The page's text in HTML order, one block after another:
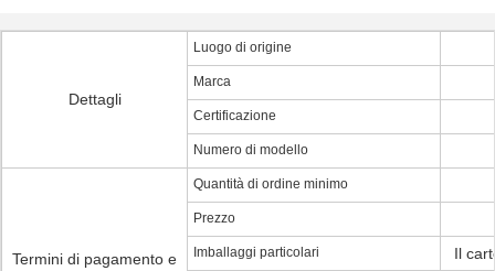
Dettagli
Luogo di origine
Marca
Certificazione
Numero di modello
Termini di pagamento e
Quantità di ordine minimo
Prezzo
Imballaggi particolari Il